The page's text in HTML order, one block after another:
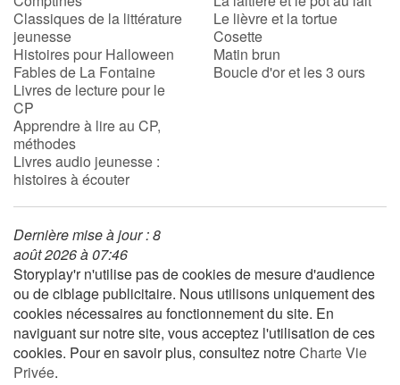
Classiques de la littérature
jeunesse
Histoires pour Halloween
Fables de La Fontaine
Livres de lecture pour le
CP
Apprendre à lire au CP,
méthodes
Livres audio jeunesse :
histoires à écouter
Le lièvre et la tortue
Cosette
Matin brun
Boucle d'or et les 3 ours
Dernière mise à jour : 8
août 2026 à 07:46
Storyplay'r n'utilise pas de cookies de mesure d'audience
ou de ciblage publicitaire. Nous utilisons uniquement des
cookies nécessaires au fonctionnement du site. En
naviguant sur notre site, vous acceptez l'utilisation de ces
cookies. Pour en savoir plus, consultez notreCharte Vie
Privée.